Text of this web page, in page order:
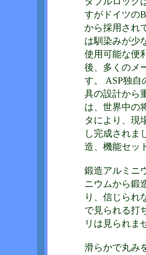
すがドイツの
から採用され
は馴染みが少
使用可能な便
後、多くのメ
す。 ASP独自
具の設計から
は、世界中の
タにより、現
し完成されま
造、機能セッ
鍛造アルミニ
ニウムから鍛
り、信じられ
で見られる打
リは見られま
滑らかで丸み